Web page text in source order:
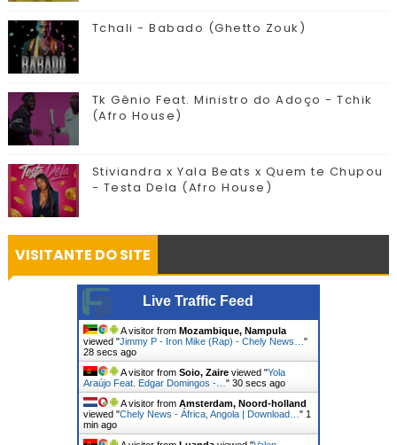
Tchali - Babado (Ghetto Zouk)
Tk Gênio Feat. Ministro do Adoço - Tchik
(Afro House)
Stiviandra x Yala Beats x Quem te Chupou
- Testa Dela (Afro House)
VISITANTE DO SITE
Live Traffic Feed
A visitor from Mozambique, Nampula
viewed "Jimmy P - Iron Mike (Rap) - Chely News… "
28 secs ago
A visitor from Soio, Zaireviewed "Yola
Araújo Feat. Edgar Domingos -… " 30 secs ago
A visitor from Amsterdam, Noord-holland
viewed "Chely News - África, Angola | Download… " 1
min ago